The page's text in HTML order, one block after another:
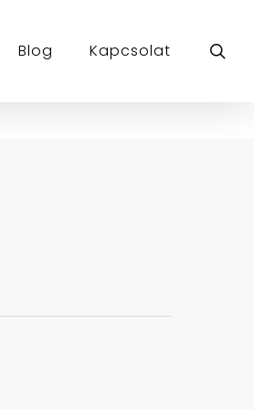
Blog Kapcsolat